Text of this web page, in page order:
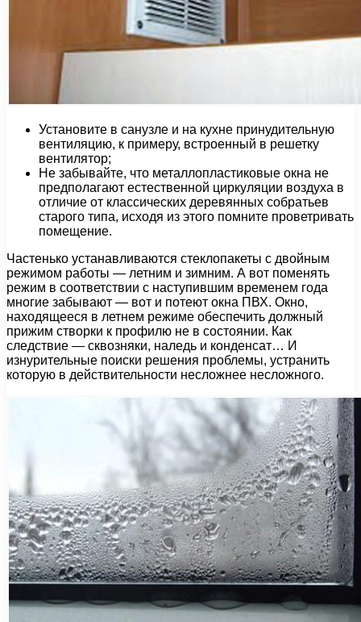
Установите в санузле и на кухне принудительную
вентиляцию, к примеру, встроенный в решетку
вентилятор;
Не забывайте, что металлопластиковые окна не
предполагают естественной циркуляции воздуха в
отличие от классических деревянных собратьев
старого типа, исходя из этого помните проветривать
помещение.
Частенько устанавливаются стеклопакеты с двойным
режимом работы — летним и зимним. А вот поменять
режим в соответствии с наступившим временем года
многие забывают — вот и потеют окна ПВХ. Окно,
находящееся в летнем режиме обеспечить должный
прижим створки к профилю не в состоянии. Как
следствие — сквозняки, наледь и конденсат… И
изнурительные поиски решения проблемы, устранить
которую в действительности несложнее несложного.